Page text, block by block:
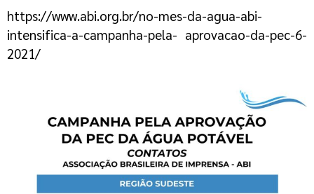
https://www.abi.org.br/no-mes-da-agua-abi-
intensifica-a-campanha-pela- aprovacao-da-pec-6-
2021/